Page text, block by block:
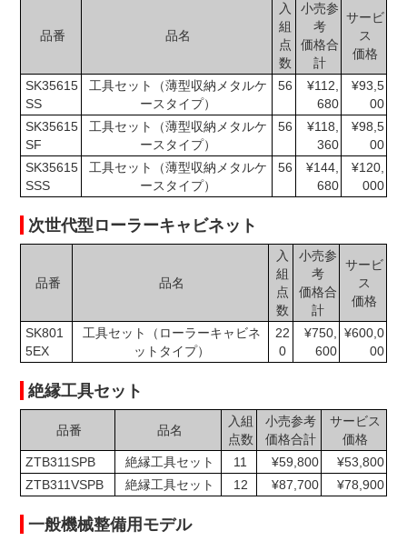
品番 品名
入
組
点
数
小売参
考
価格合
計
サービ
ス
価格
SK35615
SS
工具セット（薄型収納メタルケ
ースタイプ）
56
¥112,
680
¥93,5
00
SK35615
SF
工具セット（薄型収納メタルケ
ースタイプ）
56
¥118,
360
¥98,5
00
SK35615
SSS
工具セット（薄型収納メタルケ
ースタイプ）
56
¥144,
680
¥120,
000
次世代型ローラーキャビネット
品番 品名
入
組
点
数
小売参
考
価格合
計
サービ
ス
価格
SK801
5EX
工具セット（ローラーキャビネ
ットタイプ）
22
0
¥750,
600
¥600,0
00
絶縁工具セット
品番 品名
入組
点数
小売参考
価格合計
サービス
価格
ZTB311SPB
絶縁工具セット 11 ¥59,800
¥53,800
ZTB311VSPB
絶縁工具セット 12 ¥87,700 ¥78,900
一般機械整備用モデル